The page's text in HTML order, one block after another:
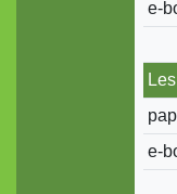
e-
e-